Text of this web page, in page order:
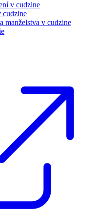
v cudzine
cudzine
manželstva v cudzine